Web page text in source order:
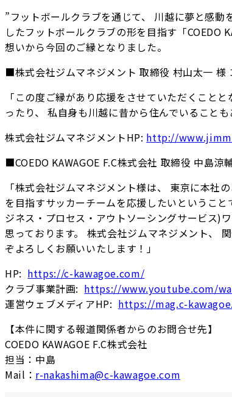
”フットボールクラブを通じて、 川越に夢と感
したフットボールクラブの形を目指す「COEDO
想いから今回のご縁となりました。
■株式会社ジムマネジメント 取締役 村山太一 様
「この度ご縁があり応援をさせていただくこと
ったり、 私自身も川越に昔から住んでいること
株式会社ジムマネジメントHP: http://
■COEDO KAWAGOE F.C株式会社 取締役 中島涼
「株式会社ジムマネジメント様は、 東京に本社
を目指すサッカーチームを応援したいというこ
ジネス・プロセス・アウトソーシングサービス)
思っております。 株式会社ジムマネジメント、
ぞよろしくお願いいたします！」
HP: https://c-kawagoe.com/
クラブ事業計画: https://www.youtube.com/
運営ウェブメディアHP: https://mag.c-
【本件に関する報道関係者からのお問合せ先】
COEDO KAWAGOE F.C株式会社
担当：中島
Mail： r-nakashima@c-kawagoe.com